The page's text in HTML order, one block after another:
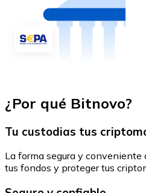
¿Por qué Bitnovo?
Tu custodias tus
La forma segura y
tus fondos y proteger tus